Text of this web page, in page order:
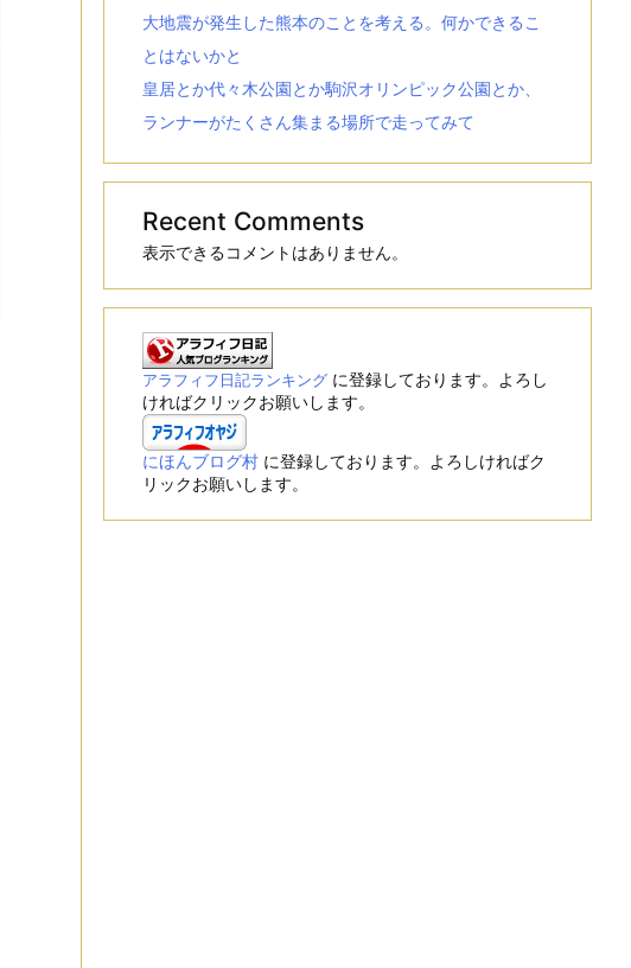
大地震が発生した熊本のことを考える。何かできるこ
とはないかと
皇居とか代々木公園とか駒沢オリンピック公園とか、
ランナーがたくさん集まる場所で走ってみて
Recent Comments
表示できるコメントはありません。
アラフィフ日記ランキング に登録しております。よろし
ければクリックお願いします。
にほんブログ村 に登録しております。よろしければク
リックお願いします。